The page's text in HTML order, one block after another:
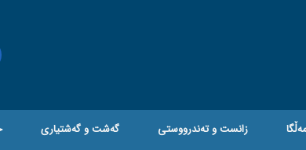
زانست و تەندرووستی گه‌شت و گه‌شتیاری